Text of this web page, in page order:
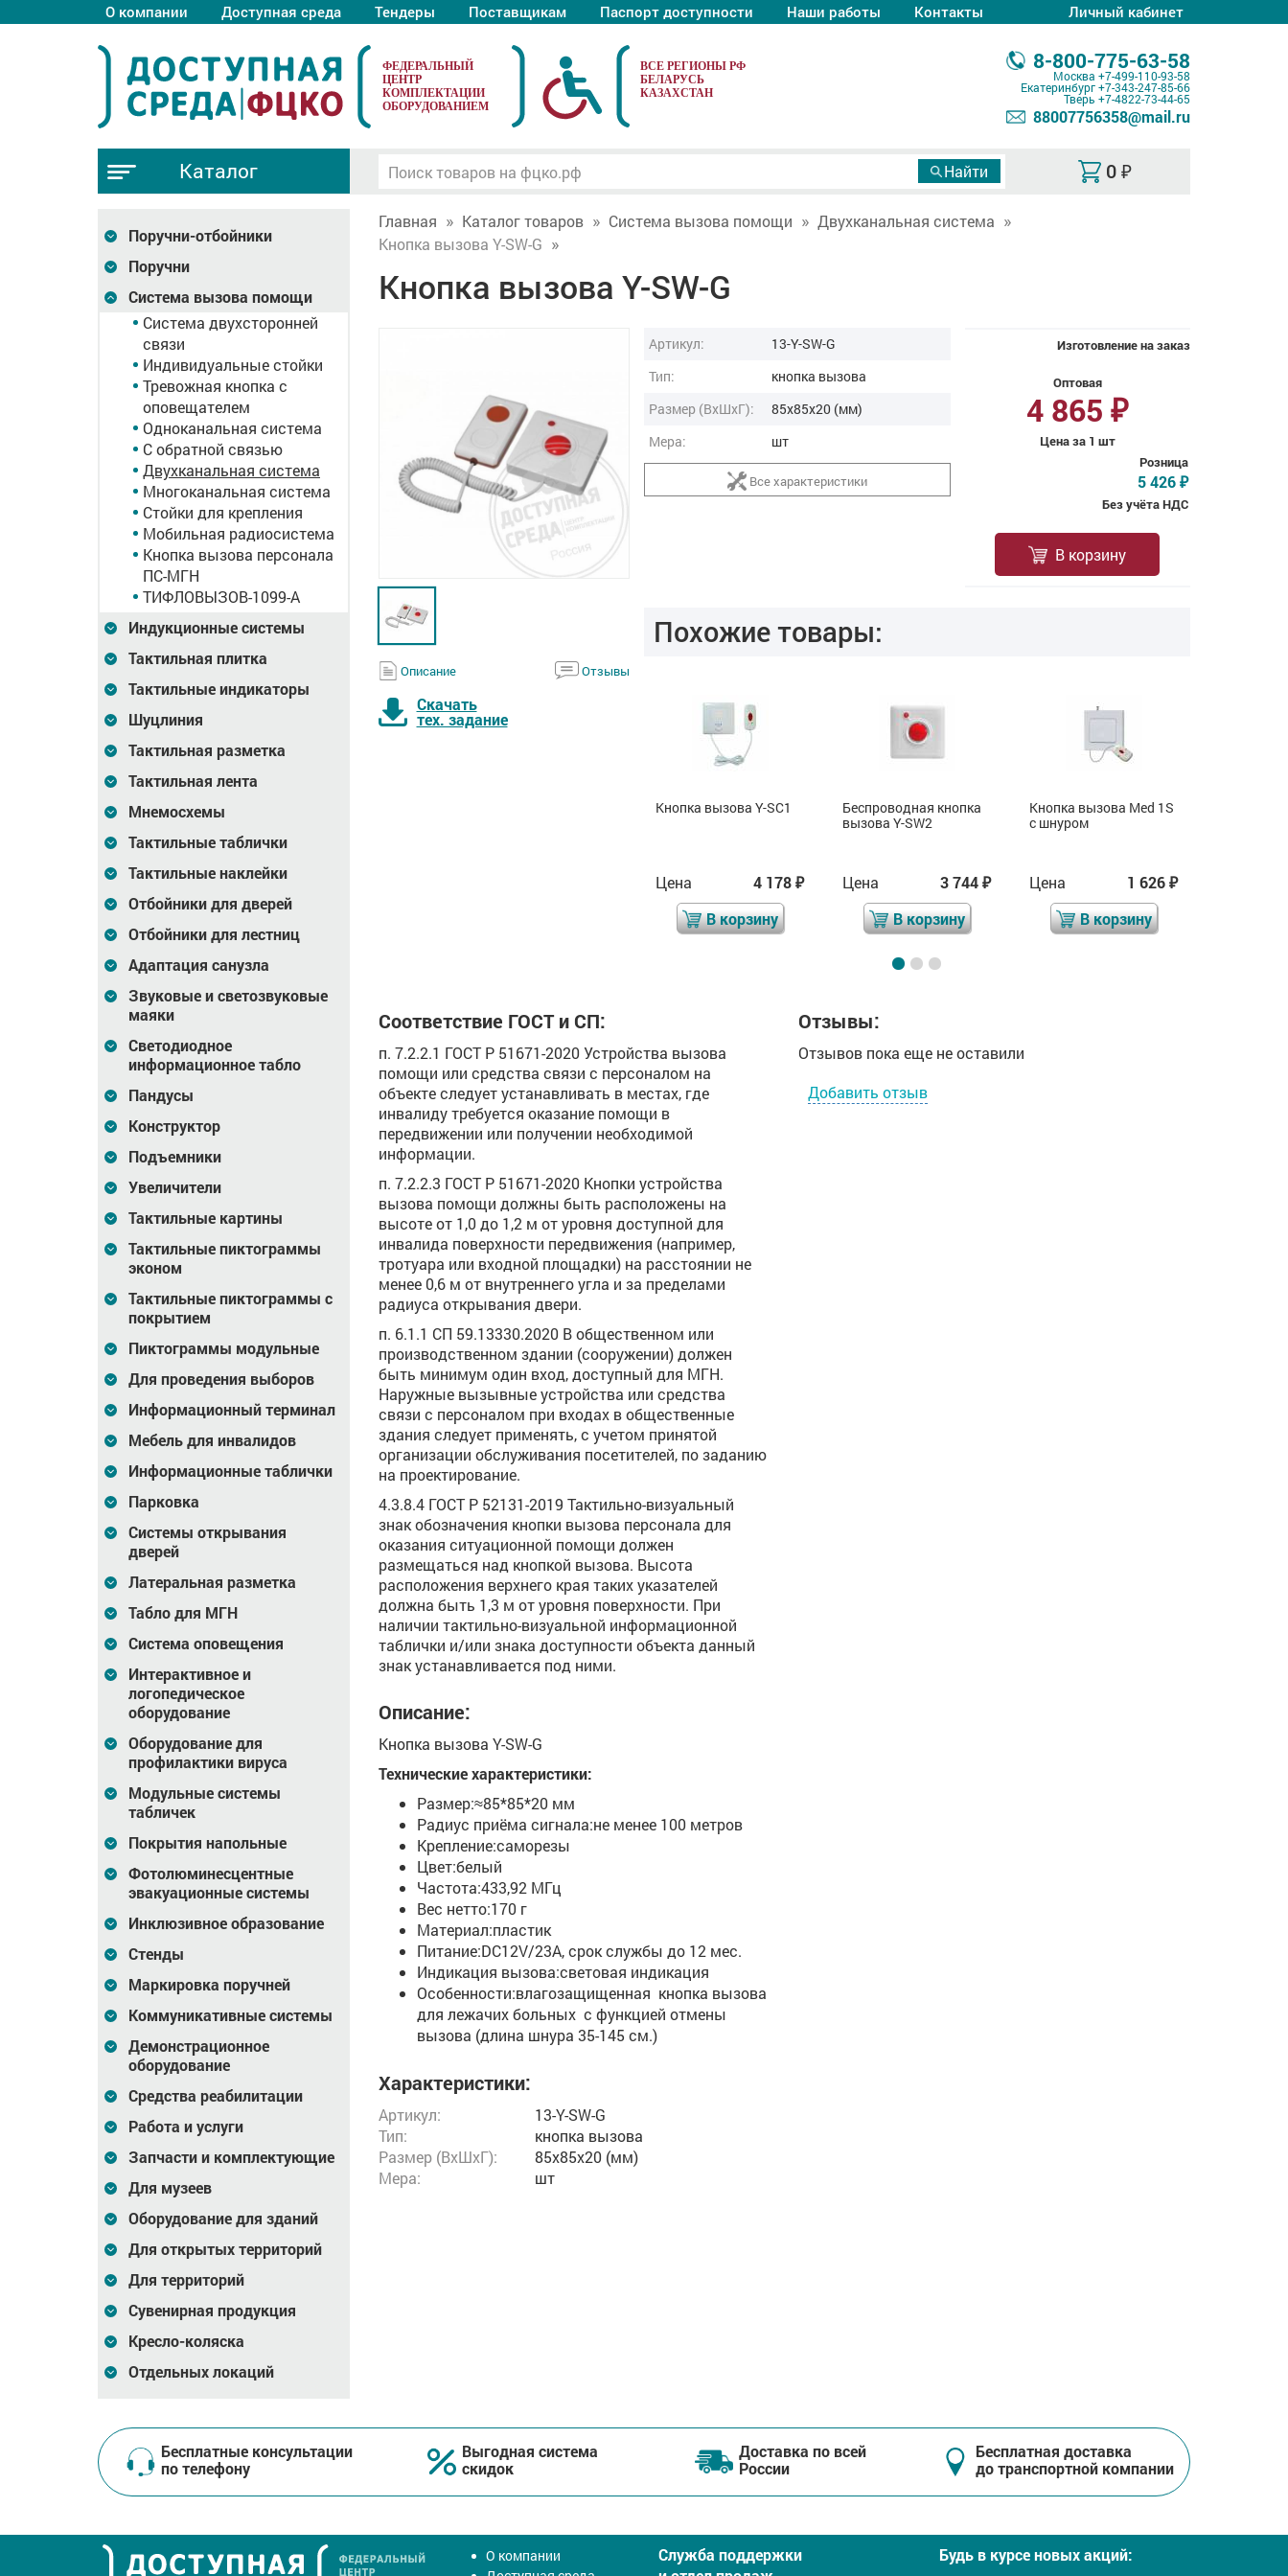
О компании Доступная среда Тендеры Поставщикам Паспорт доступности Наши работы Контакты Личный кабинет
ФЕДЕРАЛЬНЫЙ
ЦЕНТР
КОМПЛЕКТАЦИИ
ОБОРУДОВАНИЕМ
8-800-775-63-58
Москва +7-499-110-93-58
Екатеринбург+7-343-247-85-66
Тверь +7-4822-73-44-65
88007756358@mail.ru
0 ₽
Каталог
Поручни-отбойники
Поручни
Система вызова помощи
Система двухсторонней
связи
Индивидуальные стойки
Тревожная кнопка с
оповещателем
Одноканальная система
С обратной связью
Двухканальная система
Многоканальная система
Стойки для крепления
Мобильная радиосистема
Кнопка вызова персонала
ПС-МГН
ТИФЛОВЫЗОВ-1099-A
Индукционные системы
Тактильная плитка
Тактильные индикаторы
Шуцлиния
Тактильная разметка
Тактильная лента
Мнемосхемы
Тактильные таблички
Тактильные наклейки
Отбойники для дверей
Отбойники для лестниц
Адаптация санузла
Звуковые и светозвуковые
маяки
Светодиодное
информационное табло
Пандусы
Конструктор
Подъемники
Увеличители
Тактильные картины
Тактильные пиктограммы
эконом
Тактильные пиктограммы с
покрытием
Пиктограммы модульные
Для проведения выборов
Информационный терминал
Мебель для инвалидов
Информационные таблички
Парковка
Системы открывания
дверей
Латеральная разметка
Табло для МГН
Система оповещения
Интерактивное и
логопедическое
оборудование
Оборудование для
профилактики вируса
Модульные системы
табличек
Покрытия напольные
Фотолюминесцентные
эвакуационные системы
Инклюзивное образование
Стенды
Маркировка поручней
Коммуникативные системы
Демонстрационное
оборудование
Средства реабилитации
Работа и услуги
Запчасти и комплектующие
Для музеев
Оборудование для зданий
Для открытых территорий
Для территорий
Сувенирная продукция
Кресло-коляска
Отдельных локаций
Главная Каталог товаров Система вызова помощи
Двухканальная система
Кнопка вызова Y-SW-G
Кнопка вызова Y-SW-G
Описание Отзывы
Скачать
тех. задание
Изготовление на заказ
Оптовая
4 865 ₽
Цена за 1 шт
Розница
5 426 ₽
Без учёта НДС
В корзину
Артикул:
13-Y-SW-G
Тип:
кнопка вызова
Размер (ВxШxГ):
85x85x20 (мм)
Мера:
шт
Все характеристики
Похожие товары:
Кнопка экстренного
вызова Med 73S с
шнурком
Цена 2 324₽
В корзину
Аптека
Цена
Кнопка вызова Y-SC1
Цена 4 178₽
В корзину
Беспроводная кнопка
вызова Y-SW2
Цена 3 744₽
В корзину
Кнопка вызова Med 1S
с шнуром
Цена 1 626₽
В корзину
Соответствие ГОСТ и СП:
п. 7.2.2.1 ГОСТ Р 51671-2020 Устройства вызова
помощи или средства связи с персоналом на
объекте следует устанавливать в местах, где
инвалиду требуется оказание помощи в
передвижении или получении необходимой
информации.
п. 7.2.2.3 ГОСТ Р 51671-2020 Кнопки устройства
вызова помощи должны быть расположены на
высоте от 1,0 до 1,2 м от уровня доступной для
инвалида поверхности передвижения (например,
тротуара или входной площадки) на расстоянии не
менее 0,6 м от внутреннего угла и за пределами
радиуса открывания двери.
п. 6.1.1 СП 59.13330.2020 В общественном или
производственном здании (сооружении) должен
быть минимум один вход, доступный для МГН.
Наружные вызывные устройства или средства
связи с персоналом при входах в общественные
здания следует применять, с учетом принятой
организации обслуживания посетителей, по заданию
на проектирование.
4.3.8.4 ГОСТ Р 52131-2019 Тактильно-визуальный
знак обозначения кнопки вызова персонала для
оказания ситуационной помощи должен
размещаться над кнопкой вызова. Высота
расположения верхнего края таких указателей
должна быть 1,3 м от уровня поверхности. При
наличии тактильно-визуальной информационной
таблички и/или знака доступности объекта данный
знак устанавливается под ними.
Описание:
Кнопка вызова Y-SW-G
Технические характеристики:
Размер:≈85*85*20 мм
Радиус приёма сигнала:не менее 100 метров
Крепление:саморезы
Цвет:белый
Частота:433,92 МГц
Вес нетто:170 г
Материал:пластик
Питание:DC12V/23A, срок службы до 12 мес.
Индикация вызова:световая индикация
Особенности:влагозащищенная кнопка вызова
для лежачих больных с функцией отмены
вызова (длина шнура 35-145 см.)
Характеристики:
Артикул:
13-Y-SW-G
Тип:
кнопка вызова
Размер (ВxШxГ):
85x85x20 (мм)
Мера:
шт
Отзывы:
Отзывов пока еще не оставили
Добавить отзыв
Бесплатные консультации
по телефону
Выгодная система
скидок
Доставка по всей
России
Бесплатная доставка
до транспортной компании
О компании
Служба поддержки
Будь в курсе новых акций: